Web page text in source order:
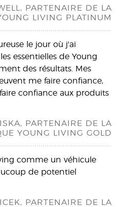
PARTENAIRE DE LA
LIVING PLATINUM
le jour où j'ai
essentielles de Young
des résultats. Mes
me faire confiance,
confiance aux produits
PARTENAIRE DE LA
YOUNG LIVING GOLD
comme un véhicule
de potentiel
PARTENAIRE DE LA